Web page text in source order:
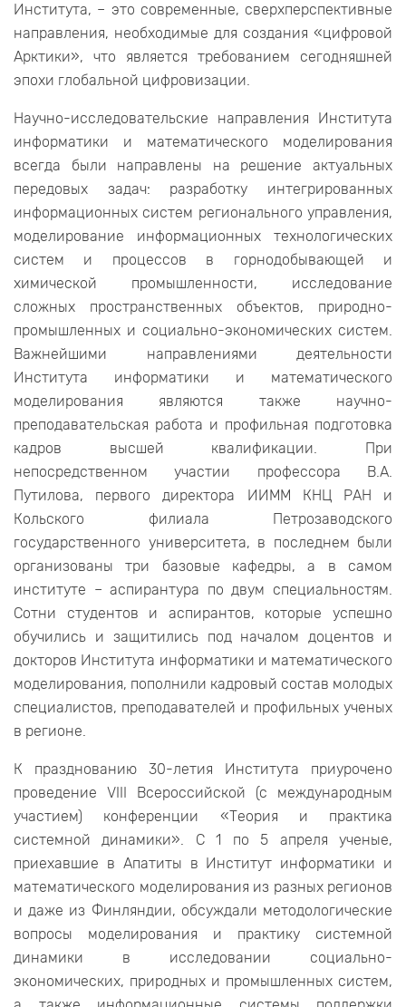
Института, – это современные, сверхперспективные
направления, необходимые для создания «цифровой
Арктики», что является требованием сегодняшней
эпохи глобальной цифровизации.
Научно-исследовательские направления Института
информатики и математического моделирования
всегда были направлены на решение актуальных
передовых задач: разработку интегрированных
информационных систем регионального управления,
моделирование информационных технологических
систем и процессов в горнодобывающей и
химической промышленности, исследование
сложных пространственных объектов, природно-
промышленных и социально-экономических систем.
Важнейшими направлениями деятельности
Института информатики и математического
моделирования являются также научно-
преподавательская работа и профильная подготовка
кадров высшей квалификации. При
непосредственном участии профессора В.А.
Путилова, первого директора ИИММ КНЦ РАН и
Кольского филиала Петрозаводского
государственного университета, в последнем были
организованы три базовые кафедры, а в самом
институте – аспирантура по двум специальностям.
Сотни студентов и аспирантов, которые успешно
обучились и защитились под началом доцентов и
докторов Института информатики и математического
моделирования, пополнили кадровый состав молодых
специалистов, преподавателей и профильных ученых
в регионе.
К празднованию 30-летия Института приурочено
проведение VIII Всероссийской (с международным
участием) конференции «Теория и практика
системной динамики». С 1 по 5 апреля ученые,
приехавшие в Апатиты в Институт информатики и
математического моделирования из разных регионов
и даже из Финляндии, обсуждали методологические
вопросы моделирования и практику системной
динамики в исследовании социально-
экономических, природных и промышленных систем,